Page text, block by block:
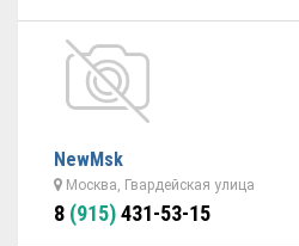
NewMsk
Москва, Гвардейская улица
8 (915)431-53-15